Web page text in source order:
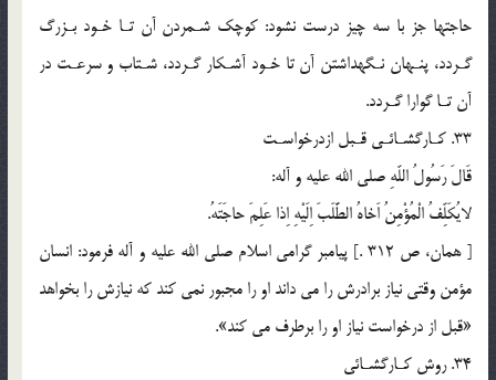
حاجتها جز با سه چيز درست نشود: كوچك شـمردن آن تـا خـود بـزرگ
گـردد، پنـهان نـگهداشتن آن تا خـود آشـكار گـردد، شـتاب و سرعـت در
آن تـا گوارا گـردد.
33. كـارگشـائـى قـبل ازدرخواسـت
قَالَ رَسُولُ اللّهِ صلي الله عليه و آله:
لايُكَلِّفُ الْمُؤْمِنُ اَخاهُ الطَّلَبَ اِلَيْهِ اِذا عَلِمَ حاجَتَهُ.
[ همان، ص 312 .] پيامبر گرامى اسلام صلي الله عليه و آله فرمود: انسان
مؤمن وقتى نياز برادرش را مى داند او را مجبور نمى كند كه نيازش را بخواهد
«قبل از درخواست نياز او را برطرف مى كند».
34. روش كـارگشـائى